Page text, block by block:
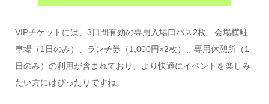
VIPチケットには、3日間有効の専用入場口パス2枚、会場横駐
車場（1日のみ）、ランチ券（1,000円×2枚）、専用休憩所（1
日のみ）の利用が含まれており、より快適にイベントを楽しみ
たい方にはぴったりですね。